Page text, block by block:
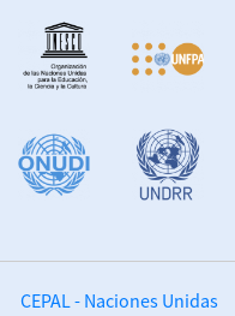
CEPAL - Naciones Unidas